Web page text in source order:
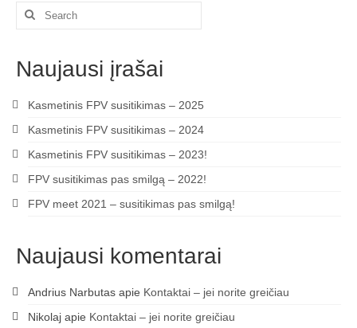
Search
for:
Naujausi įrašai
Kasmetinis FPV susitikimas – 2025
Kasmetinis FPV susitikimas – 2024
Kasmetinis FPV susitikimas – 2023!
FPV susitikimas pas smilgą – 2022!
FPV meet 2021 – susitikimas pas smilgą!
Naujausi komentarai
Andrius Narbutas apie Kontaktai – jei norite greičiau
Nikolaj apie Kontaktai – jei norite greičiau